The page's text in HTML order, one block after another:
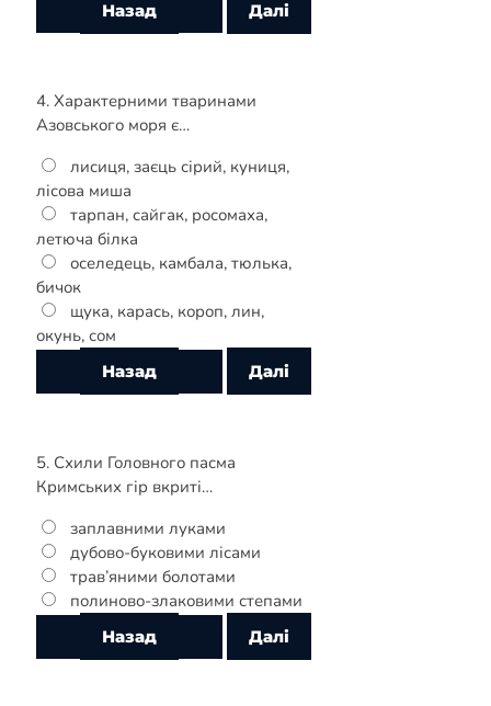
4. Характерними тваринами
Азовського моря є…
лисиця, заєць сірий, куниця,
лісова миша
тарпан, сайгак, росомаха,
летюча білка
оселедець, камбала, тюлька,
бичок
щука, карась, короп, лин,
окунь, сом
5. Схили Головного пасма
Кримських гір вкриті…
заплавними луками
дубово-буковими лісами
трав’яними болотами
полиново-злаковими степами